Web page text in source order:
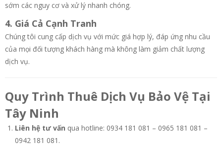
sớm các nguy cơ và xử lý nhanh chóng.
4. Giá Cả Cạnh Tranh
Chúng tôi cung cấp dịch vụ với mức giá hợp lý, đáp ứng nhu cầu
của mọi đối tượng khách hàng mà không làm giảm chất lượng
dịch vụ.
Quy Trình Thuê Dịch Vụ Bảo Vệ Tại
Tây Ninh
Liên hệ tư vấn qua hotline: 0934 181 081 – 0965 181 081 –
0942 181 081.